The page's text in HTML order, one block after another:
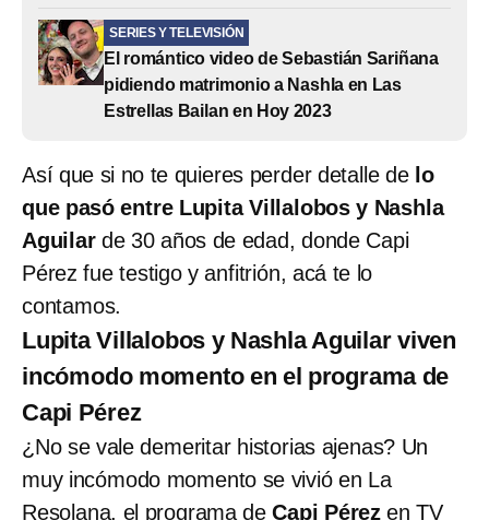
SERIES Y TELEVISIÓN
El romántico video de Sebastián Sariñana
pidiendo matrimonio a Nashla en Las
Estrellas Bailan en Hoy 2023
Así que si no te quieres perder detalle de lo
que pasó entre Lupita Villalobos y Nashla
Aguilar de 30 años de edad, donde Capi
Pérez fue testigo y anfitrión, acá te lo
contamos.
Lupita Villalobos y Nashla Aguilar viven
incómodo momento en el programa de
Capi Pérez
¿No se vale demeritar historias ajenas? Un
muy incómodo momento se vivió en La
Resolana, el programa deCapi Pérez en TV